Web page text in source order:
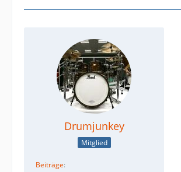
Drumjunkey
Mitglied
Beiträge